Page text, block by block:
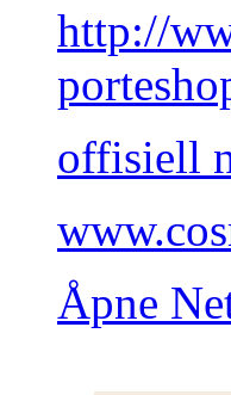
http://
offisiell
Åpne